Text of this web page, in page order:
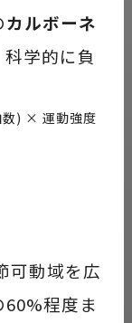
カルボーネ
学的に負
数) × 運動強度
可動域を広
程度ま